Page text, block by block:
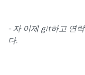
- 자 이제 git하고 연
다.